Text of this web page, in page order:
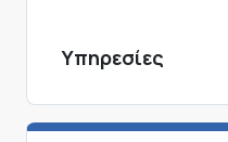
Υπηρεσίες